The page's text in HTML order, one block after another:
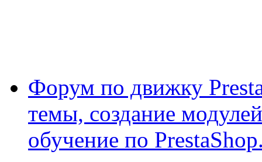
Форум по движку
темы, создание
обучение по